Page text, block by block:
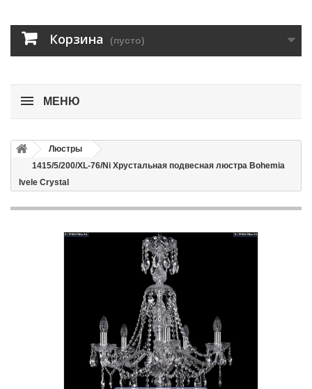
Корзина (пусто)
МЕНЮ
Люстры
1415/5/200/XL-76/Ni Хрустальная подвесная люстра Bohemia
Ivele Crystal